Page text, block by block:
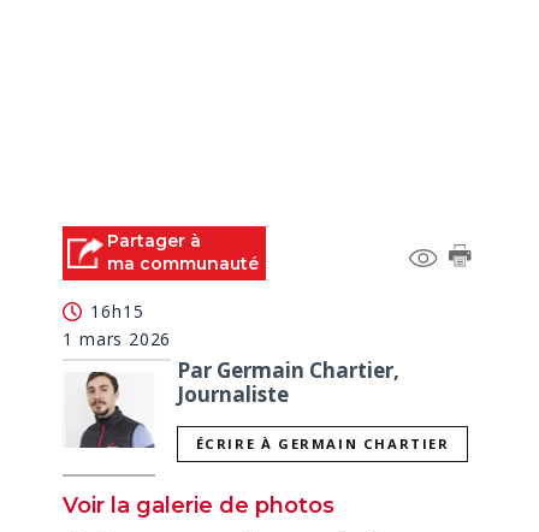
Partager à
ma communauté
16h15
1 mars 2026
Par Germain Chartier,
Journaliste
ÉCRIRE À GERMAIN CHARTIER
Voir la galerie de photos